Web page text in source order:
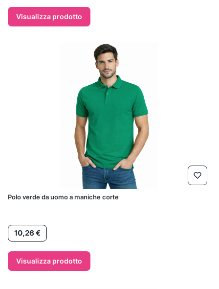
Visualizza prodotto
Polo verde da uomo a maniche corte
Prezzo
10,26 €
Visualizza prodotto